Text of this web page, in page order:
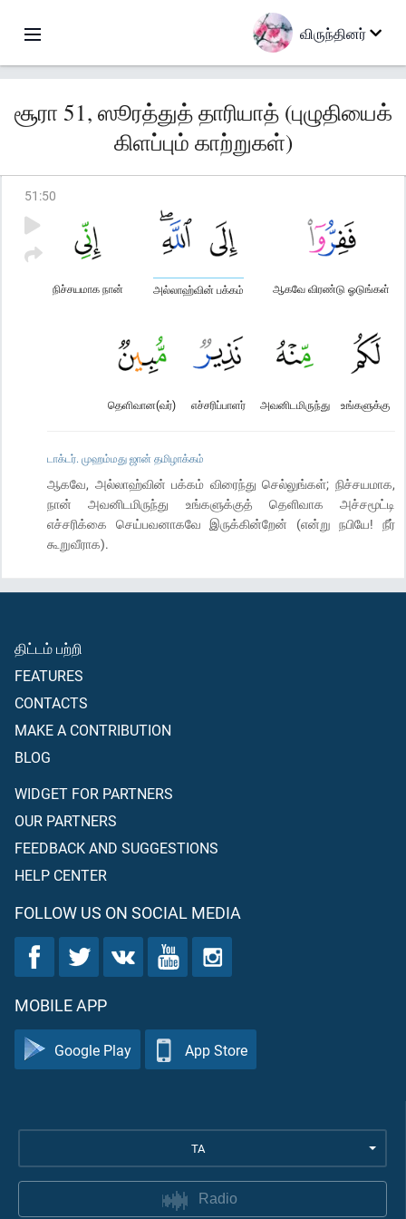
விருந்தினர்
சூரா 51, ஸூரத்துத் தாரியாத் (புழுதியைக்
கிளப்பும் காற்றுகள்)
51 :50
ஆகவே விரண்டு ஓடுங்கள்
அல்லாஹ்வின் பக்கம்
நிச்சயமாக நான்
உங்களுக்கு
அவனிடமிருந்து
எச்சரிப்பாளர்
தெளிவான(வர்)
டாக்டர். முஹம்மது ஜான் தமிழாக்கம்
ஆகவே, அல்லாஹ்வின் பக்கம் விரைந்து செல்லுங்கள்; நிச்சயமாக,
நான் அவனிடமிருந்து உங்களுக்குத் தெளிவாக அச்சமூட்டி
எச்சரிக்கை செய்பவனாகவே இருக்கின்றேன் (என்று நபியே! நீர்
கூறுவீராக).
திட்டம் பற்றி
FEATURES
CONTACTS
MAKE A CONTRIBUTION
BLOG
WIDGET FOR PARTNERS
OUR PARTNERS
FEEDBACK AND SUGGESTIONS
HELP CENTER
FOLLOW US ON SOCIAL MEDIA
MOBILE APP
Google Play App Store
TA
Radio